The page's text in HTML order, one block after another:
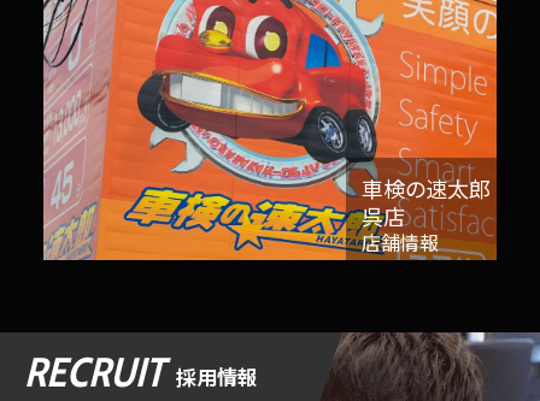
車検の速太郎
呉店
店舗情報
RECRUIT 採用情報